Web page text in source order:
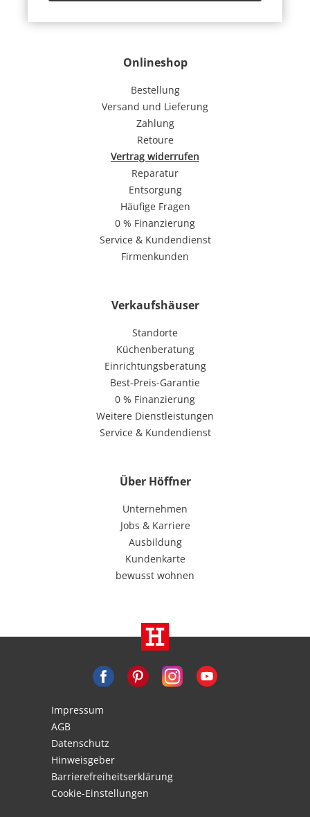
Onlineshop
Bestellung
Versand und Lieferung
Zahlung
Retoure
Vertrag widerrufen
Reparatur
Entsorgung
Häufige Fragen
0 % Finanzierung
Service & Kundendienst
Firmenkunden
Verkaufshäuser
Standorte
Küchenberatung
Einrichtungsberatung
Best-Preis-Garantie
0 % Finanzierung
Weitere Dienstleistungen
Service & Kundendienst
Über Höffner
Unternehmen
Jobs & Karriere
Ausbildung
Kundenkarte
bewusst wohnen
Impressum
AGB
Datenschutz
Hinweisgeber
Barrierefreiheitserklärung
Cookie-Einstellungen